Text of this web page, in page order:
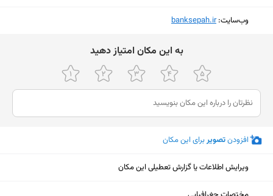
پنجشنبه
۸ تا ۱۴
جمعه
ثبت نشده
شنبه
وب‌سایت:‎banksepah.ir
ﺑﻪ اﯾﻦ ﻣﮑﺎن اﻣﺘﯿﺎز دﻫﯿﺪ
افزودنتصویربرای این مکان
ویرایش اطلاعات یا گزارش تعطیلی این مکان